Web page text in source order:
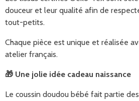
douceur et leur qualité afin de
tout-petits.
Chaque pièce est unique et réalisée
atelier français.
🎁 Une jolie idée cadeau naissance
Le coussin doudou bébé fait partie